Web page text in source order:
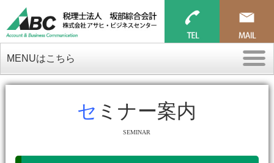
MENUはこちら
セミナー案内
SEMINAR